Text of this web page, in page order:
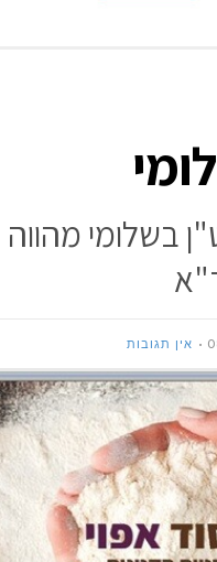
בשלומי
אין תגובות